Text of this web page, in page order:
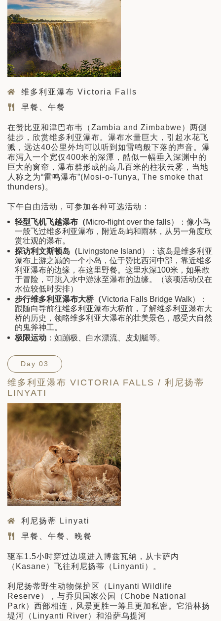
维多利亚瀑布 Victoria Falls
早餐、午餐
在赞比亚和津巴布韦（Zambia and Zimbabwe）两侧
徒步，欣赏维多利亚瀑布。瀑布水量巨大，引起水花飞
溅，远达40公里外均可以听到如雷鸣般下落的声音。瀑
布泻入一个宽仅400米的深潭，酷似一幅垂入深渊中的
巨大的窗帘，瀑布群形成的高几百米的柱状云雾，当地
人称之为“雷鸣瀑布”(Mosi-o-Tunya, The smoke that
thunders)。
下午自由活动，可参加各种可选活动：
轻型飞机飞越瀑布（Micro-flight over the falls）：像小鸟
一般飞过维多利亚瀑布，附近岛屿和雨林，从另一角度欣
赏壮观的瀑布。
探访利文斯顿岛（ Livingstone Island）：该岛是维多利亚
瀑布上游之巅的一个小岛，位于赞比西河中部，靠近维多
利亚瀑布的边缘，在这里野餐。这里水深100米，如果敢
于冒险，可跳入水中游泳至瀑布的边缘。（该项活动仅在
水位较低时安排）
步行维多利亚瀑布大桥（Victoria Falls Bridge Walk）：
跟随向导前往维多利亚瀑布大桥前，了解维多利亚瀑布大
桥的历史，领略维多利亚大瀑布的壮美景色，感受大自然
的鬼斧神工。
极限运动 ：如蹦极、白水漂流、皮划艇等。
Day 03
维多利亚瀑布 VICTORIA FALLS / 利尼扬蒂
LINYATI
利尼扬蒂 Linyati
早餐、午餐、晚餐
驱车1.5小时穿过边境进入博兹瓦纳，从卡萨内
（Kasane）飞往利尼扬蒂（Linyanti）。
利尼扬蒂野生动物保护区（Linyanti Wildlife
Reserve），与乔贝国家公园（Chobe National
Park）西部相连，风景更胜一筹且更加私密。它沿林扬
堤河（Linyanti River）和沿萨乌提河